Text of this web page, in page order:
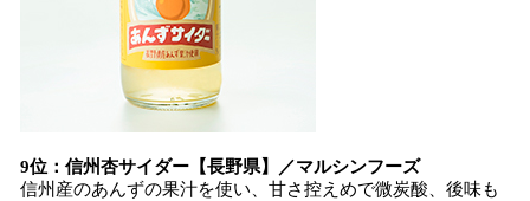
9位：信州杏サイダー【長野県】／マルシンフーズ
信州産のあんずの果汁を使い、甘さ控えめで微炭酸、後味も